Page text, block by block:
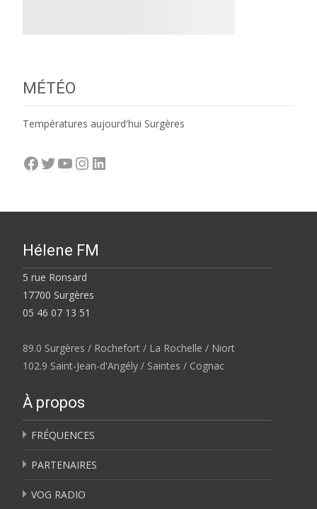
MÉTÉO
Températures aujourd'hui Surgères
Facebook
Twitter
YouTube
Instagram
LinkedIn
Hélene FM
5 rue Ronsard
17700 Surgères
05 46 07 13 51
89.0 Surgères / Rochefort / La Rochelle / Niort
102.9 Saint-Jean-d'Angély / Saintes / Cognac
À propos
FRÉQUENCES
PARTENAIRES
VOG RADIO